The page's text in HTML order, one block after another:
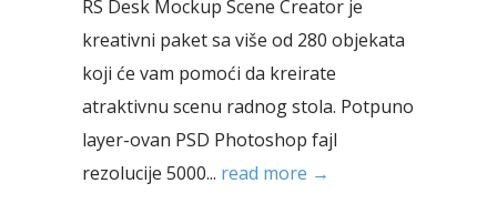
RS Desk Mockup Scene Creator je
kreativni paket sa više od 280 objekata
koji će vam pomoći da kreirate
atraktivnu scenu radnog stola. Potpuno
layer-ovan PSD Photoshop fajl
rezolucije 5000... read more →